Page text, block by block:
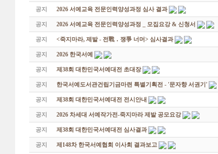
공지 2026 서예교육 전문인력양성과정 심사 결과
공지 2026 서예교육 전문인력양성과정 _ 모집요강 & 신청서
공지 <죽지마라, 제발 - 전戰 ․ 쟁爭 너머> 심사결과
공지 2026 한국서예
공지 제38회 대한민국서예대전 초대장
공지 한국서예도서관건립기금마련 특별기획전 - '문자향 서권기'
공지 제38회 대한민국서예대전 전시안내
공지 2026 차세대 서예작가전-죽지마라 제발 공모요강
공지 제38회 대한민국서예대전 심사결과
공지 제148차 한국서예협회 이사회 결과보고